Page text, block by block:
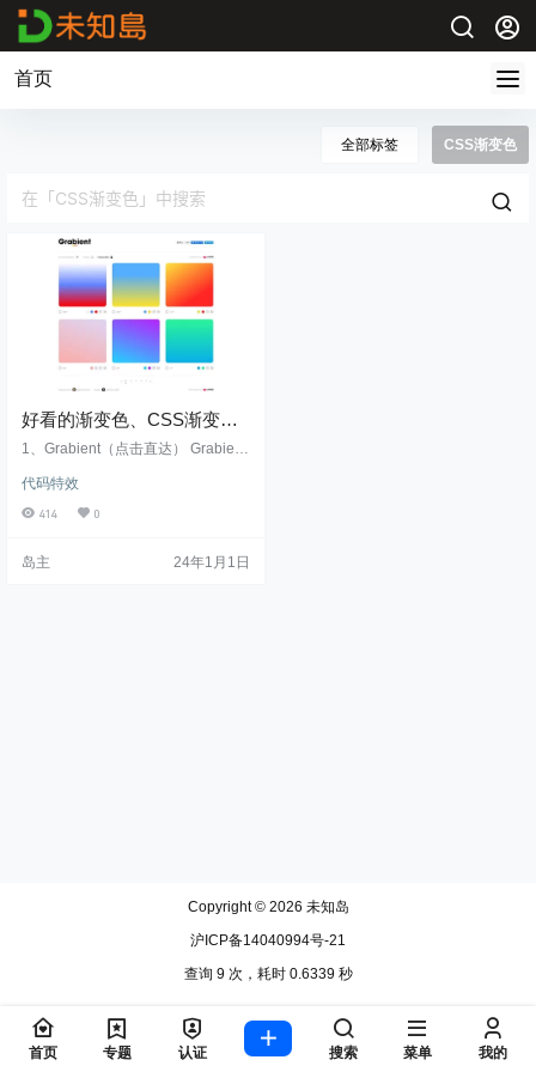
首页
全部标签 CSS渐变色
好看的渐变色、CSS渐变
色，配色推荐
1、Grabient（点击直达） Grabient
挺少的，但是每种渐变都可以在线
修改，无论是角度还是颜色。（国
配色，无论是渐变、明暗滤镜还是
代码特效
414 0
岛主 24年1月1日
Copyright © 2026 未知岛
沪ICP备14040994号-21
查询 9 次，耗时 0.6339 秒
首页 专题 认证 搜索 菜单 我的